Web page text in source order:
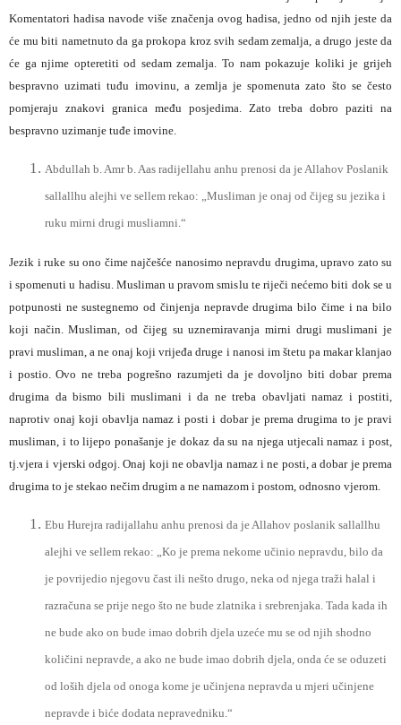
Komentatori hadisa navode više značenja ovog hadisa, jedno od njih jeste da
će mu biti nametnuto da ga prokopa kroz svih sedam zemalja, a drugo jeste da
će ga njime opteretiti od sedam zemalja. To nam pokazuje koliki je grijeh
bespravno uzimati tuđu imovinu, a zemlja je spomenuta zato što se često
pomjeraju znakovi granica među posjedima. Zato treba dobro paziti na
bespravno uzimanje tuđe imovine.
Abdullah b. Amr b. Aas radijellahu anhu prenosi da je Allahov Poslanik
sallallhu alejhi ve sellem rekao: „Musliman je onaj od čijeg su jezika i
ruku mirni drugi musliamni.“
Jezik i ruke su ono čime najčešće nanosimo nepravdu drugima, upravo zato su
i spomenuti u hadisu. Musliman u pravom smislu te riječi nećemo biti dok se u
potpunosti ne sustegnemo od činjenja nepravde drugima bilo čime i na bilo
koji način. Musliman, od čijeg su uznemiravanja mirni drugi muslimani je
pravi musliman, a ne onaj koji vrijeđa druge i nanosi im štetu pa makar klanjao
i postio. Ovo ne treba pogrešno razumjeti da je dovoljno biti dobar prema
drugima da bismo bili muslimani i da ne treba obavljati namaz i postiti,
naprotiv onaj koji obavlja namaz i posti i dobar je prema drugima to je pravi
musliman, i to lijepo ponašanje je dokaz da su na njega utjecali namaz i post,
tj.vjera i vjerski odgoj. Onaj koji ne obavlja namaz i ne posti, a dobar je prema
drugima to je stekao nečim drugim a ne namazom i postom, odnosno vjerom.
Ebu Hurejra radijallahu anhu prenosi da je Allahov poslanik sallallhu
alejhi ve sellem rekao: „Ko je prema nekome učinio nepravdu, bilo da
je povrijedio njegovu čast ili nešto drugo, neka od njega traži halal i
razračuna se prije nego što ne bude zlatnika i srebrenjaka. Tada kada ih
ne bude ako on bude imao dobrih djela uzeće mu se od njih shodno
količini nepravde, a ako ne bude imao dobrih djela, onda će se oduzeti
od loših djela od onoga kome je učinjena nepravda u mjeri učinjene
nepravde i biće dodata nepravedniku.“